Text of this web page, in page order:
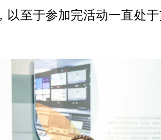
以至于参加完活动一直处